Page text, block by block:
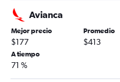
Avianca
Mejor precio
$177
Promedio
$413
A tiempo
71 %